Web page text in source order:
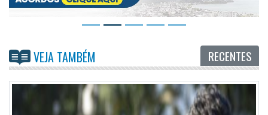
VEJA TAMBÉM RECENTES